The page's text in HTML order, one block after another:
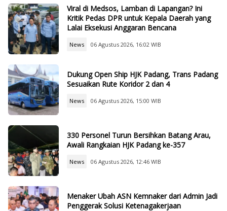
Viral di Medsos, Lamban di Lapangan? Ini
Kritik Pedas DPR untuk Kepala Daerah yang
Lalai Eksekusi Anggaran Bencana
News 06 Agustus 2026, 16:02 WIB
Dukung Open Ship HJK Padang, Trans Padang
Sesuaikan Rute Koridor 2 dan 4
News 06 Agustus 2026, 15:00 WIB
330 Personel Turun Bersihkan Batang Arau,
Awali Rangkaian HJK Padang ke-357
News 06 Agustus 2026, 12:46 WIB
Menaker Ubah ASN Kemnaker dari Admin Jadi
Penggerak Solusi Ketenagakerjaan